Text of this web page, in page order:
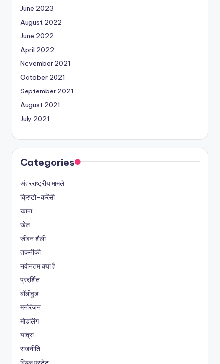
June 2023
August 2022
June 2022
April 2022
November 2021
October 2021
September 2021
August 2021
July 2021
Categories
अंतरराष्ट्रीय मामले
क्रिप्टो-करेंसी
खाना
खेल
जीवन शैली
तकनीकी
नवीनतम क्या है
प्रदर्शित
बॉलीवुड
मनोरंजन
मोडलिंग
यात्रा
राजनीति